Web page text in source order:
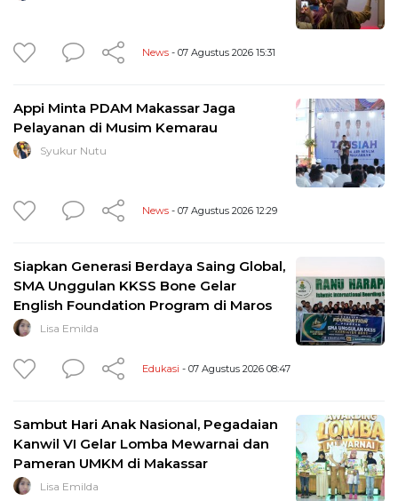
News - 07 Agustus 2026 15:31
Appi Minta PDAM Makassar Jaga
Pelayanan di Musim Kemarau
Syukur Nutu
News - 07 Agustus 2026 12:29
Siapkan Generasi Berdaya Saing Global,
SMA Unggulan KKSS Bone Gelar
English Foundation Program di Maros
Lisa Emilda
Edukasi - 07 Agustus 2026 08:47
Sambut Hari Anak Nasional, Pegadaian
Kanwil VI Gelar Lomba Mewarnai dan
Pameran UMKM di Makassar
Lisa Emilda